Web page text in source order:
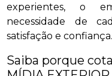
experientes, o
necessidade de
satisfação e confiança.
Saiba porque